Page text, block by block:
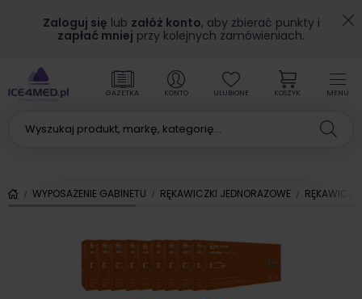
Zaloguj się lub załóż konto, aby zbierać punkty i
zapłać mniej przy kolejnych zamówieniach.
MENU
GAZETKA KONTO ULUBIONE KOSZYK
WYPOSAŻENIE GABINETU RĘKAWICZKI JEDNORAZOWE